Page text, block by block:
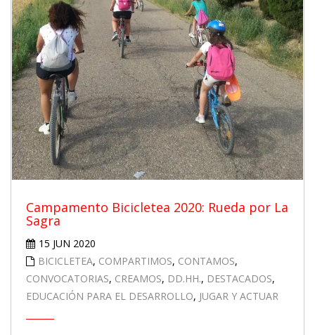
Campamento Bicicletea 2020: Rueda por La
Sagra
15 JUN 2020
BICICLETEA, COMPARTIMOS, CONTAMOS,
CONVOCATORIAS, CREAMOS, DD.HH., DESTACADOS,
EDUCACIÓN PARA EL DESARROLLO, JUGAR Y ACTUAR